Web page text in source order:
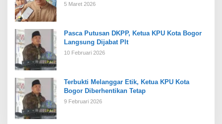
5 Maret 2026
Pasca Putusan DKPP, Ketua KPU Kota Bogor
Langsung Dijabat Plt
10 Februari 2026
Terbukti Melanggar Etik, Ketua KPU Kota
Bogor Diberhentikan Tetap
9 Februari 2026